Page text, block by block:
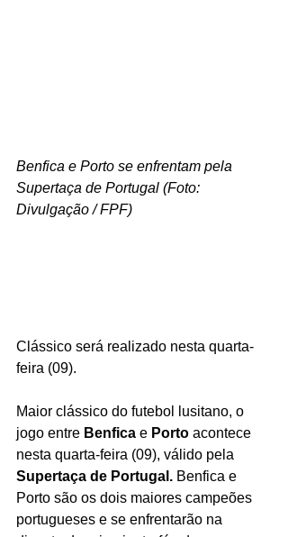
Benfica e Porto se enfrentam pela
Supertaça de Portugal (Foto:
Divulgação / FPF)
Clássico será realizado nesta quarta-
feira (09).
Maior clássico do futebol lusitano, o
jogo entre Benfica e Porto acontece
nesta quarta-feira (09), válido pela
Supertaça de Portugal. Benfica e
Porto são os dois maiores campeões
portugueses e se enfrentarão na